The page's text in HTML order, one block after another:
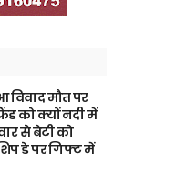
विवाद मौत पर
को क्यों नदी में
से बेटी को
डे पर गिफ्ट में